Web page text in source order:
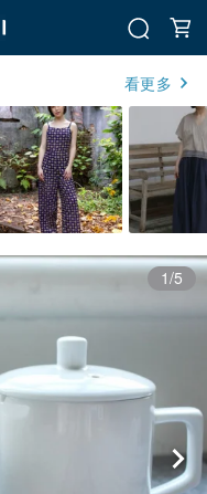
看更多
1/5